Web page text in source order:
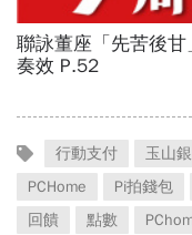
行動支付 玉山
PCHome
Pi拍錢包
回饋
點數